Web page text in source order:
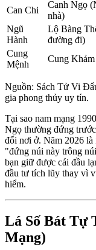
Can Chi
Canh Ngọ
nhà)
Ngũ
Hành
Lộ Bàng
đường đi)
Cung
Mệnh
Cung
Nguồn: Sách Tử Vi
gia phong thủy uy tín.
Tại sao nam mạng
Ngọ thường đứng
đổi nơi ở. Năm 2026 là
"đứng núi này trông
bạn giữ được cái đầu
đầu tư tích lũy thay vì
hiểm.
Lá Số Bát Tự
Mạng)